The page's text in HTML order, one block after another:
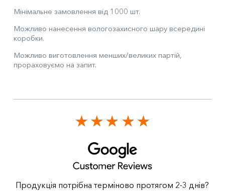
Мінімальне замовлення від 1000 шт.
Можливо нанесення вологозахисного шару всередині
коробки.
Можливо виготовлення менших/великих партій,
прораховуємо на запит.
Продукція потрібна терміново протягом 2-3 днів?